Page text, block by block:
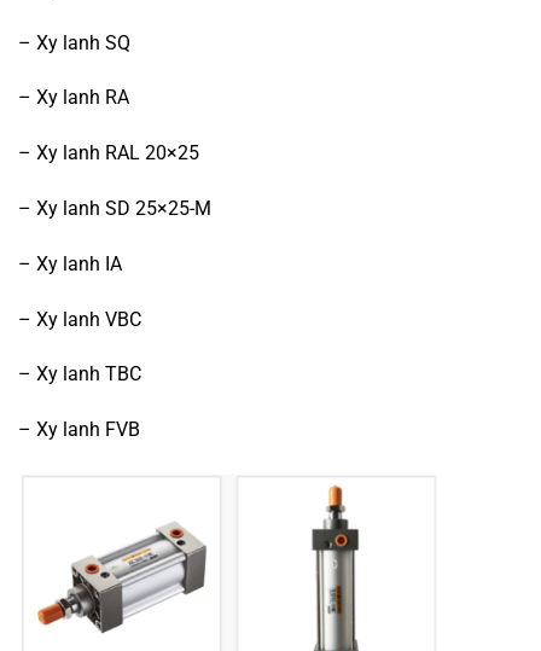
– Xy lanh SQ
– Xy lanh RA
– Xy lanh RAL 20×25
– Xy lanh SD 25×25-M
– Xy lanh IA
– Xy lanh VBC
– Xy lanh TBC
– Xy lanh FVB